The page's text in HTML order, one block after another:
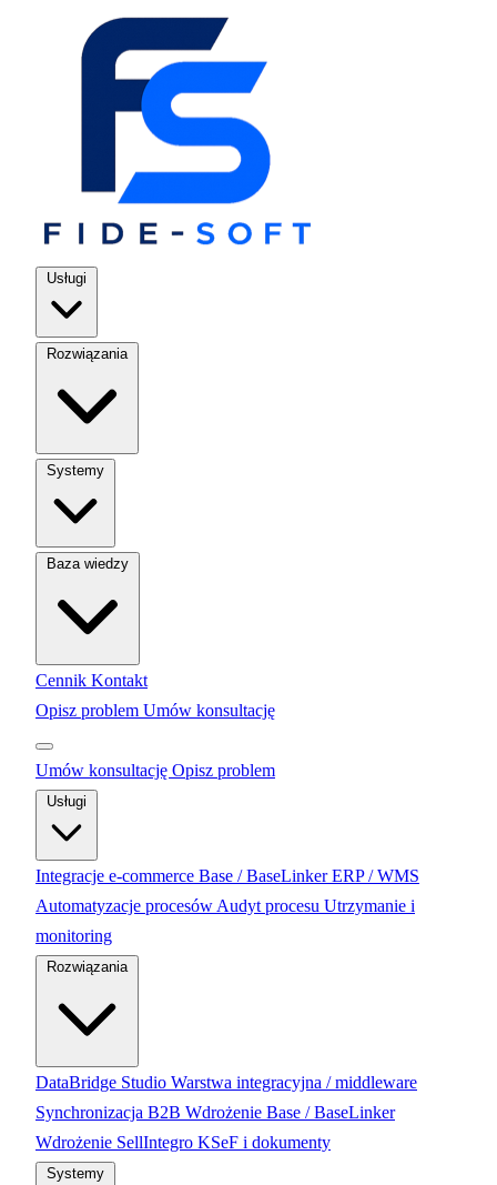
Rozwiązania
Cennik Kontakt
Opisz problem Umów konsultację
Umów konsultację Opisz problem
Integracje e-commerce Base / BaseLinkerERP / WMS
Automatyzacje procesów Audyt procesu Utrzymanie i
monitoring
Rozwiązania
DataBridge Studio Warstwa integracyjna / middleware
Synchronizacja B2B Wdrożenie Base / BaseLinker
Wdrożenie SellIntegro KSeF i dokumenty